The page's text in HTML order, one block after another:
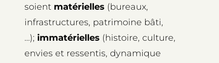
soient matérielles (bureaux,
infrastructures, patrimoine bâti,
…); immatérielles (histoire, culture,
envies et ressentis, dynamique